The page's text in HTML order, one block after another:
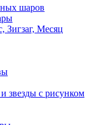
шаров
Зигзаг, Месяц
звезды с рисунком